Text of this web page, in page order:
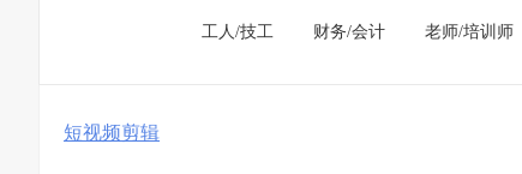
工人/技工 财务/会计 老师/培训师
短视频剪辑